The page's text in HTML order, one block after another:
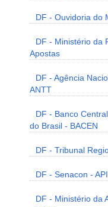
DF - Ouvidoria do
DF - Ministério da
Apostas
DF - Agência
ANTT
DF - Banco
do Brasil - BACEN
DF - Tribunal
DF - Senacon - API
DF - Ministério da